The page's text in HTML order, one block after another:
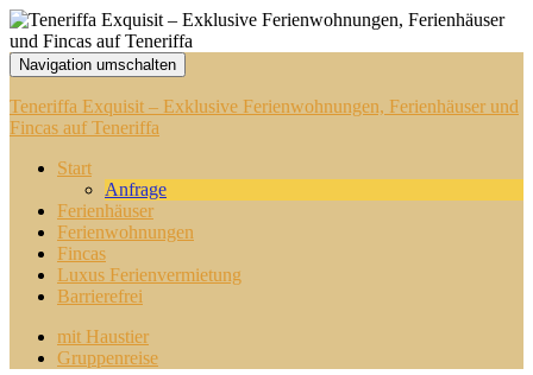
Navigation umschalten
Teneriffa Exquisit – Exklusive Ferienwohnungen, Ferienhäuser und
Fincas auf Teneriffa
Start
Anfrage
Ferienhäuser
Ferienwohnungen
Fincas
Luxus Ferienvermietung
Barrierefrei
mit Haustier
Gruppenreise